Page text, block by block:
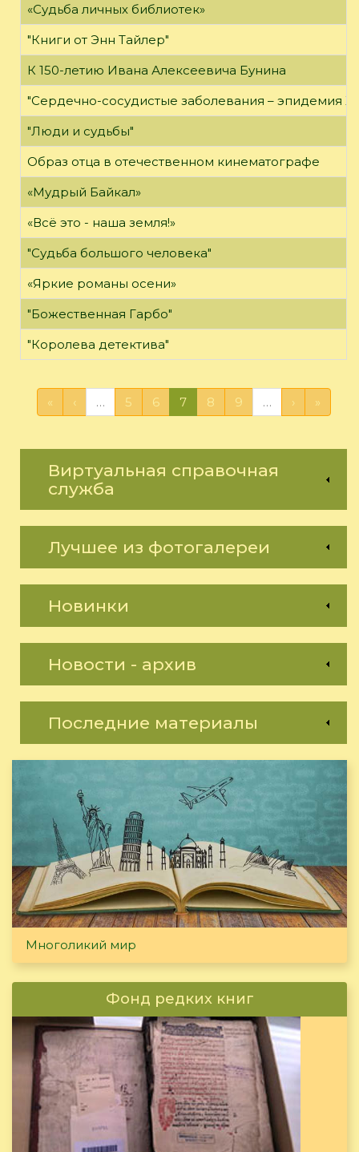
«Судьба личных библиотек»
"Книги от Энн Тайлер"
К 150-летию Ивана Алексеевича Бунина
"Сердечно-сосудистые заболевания – эпидемия
"Люди и судьбы"
Образ отца в отечественном кинематографе
«Мудрый Байкал»
«Всё это - наша земля!»
"Судьба большого человека"
«Яркие романы осени»
"Божественная Гарбо"
"Королева детектива"
« ‹ … 5 6 7 8 9 … › »
Виртуальная справочная
служба
Лучшее из фотогалереи
Новинки
Новости - архив
Последние материалы
Многоликий мир
Фонд редких книг